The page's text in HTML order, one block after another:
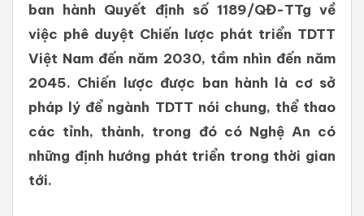
ban hành Quyết định số 1189/QĐ-TTg về
việc phê duyệt Chiến lược phát triển TDTT
Việt Nam đến năm 2030, tầm nhìn đến năm
2045. Chiến lược được ban hành là cơ sở
pháp lý để ngành TDTT nói chung, thể thao
các tỉnh, thành, trong đó có Nghệ An có
những định hướng phát triển trong thời gian
tới.